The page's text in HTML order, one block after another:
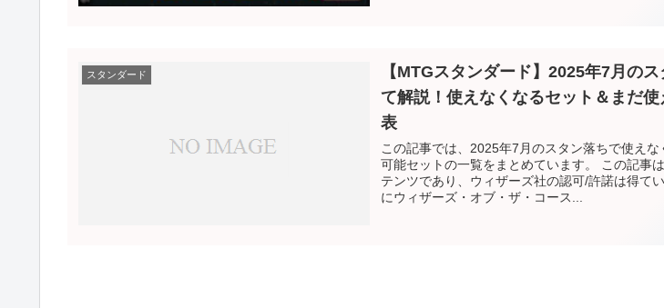
スタンダード
【MTGスタンダード】2025年7月の
て解説！使えなくなるセット＆まだ
表
この記事では、2025年7月のスタン落ちで使えな
可能セットの一覧をまとめています。 この記事
テンツであり、ウィザーズ社の認可/許諾は得て
にウィザーズ・オブ・ザ・コース...